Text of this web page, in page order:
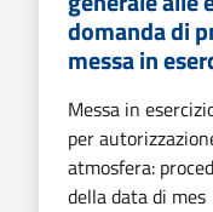
domanda di
messa in
Messa in
per
atmosfera:
della data di mes